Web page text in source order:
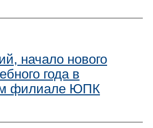
начало нового
года в
филиале ЮПК